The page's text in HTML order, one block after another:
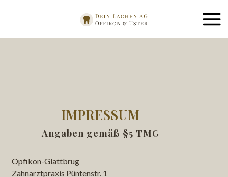
IMPRESSUM
Angaben gemäß §5 TMG
Opfikon-Glattbrug
Zahnarztpraxis Püntenstr. 1